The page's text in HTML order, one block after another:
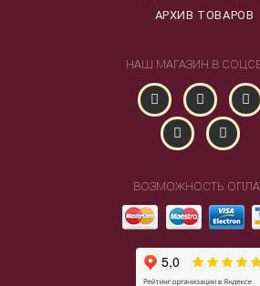
АРХИВ ТОВАРОВ
НАШ МАГАЗИН В
ВОЗМОЖНОСТЬ